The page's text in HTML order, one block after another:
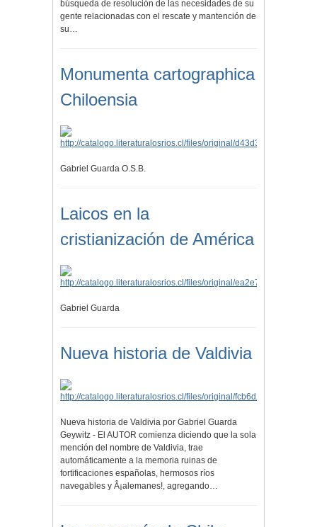
búsqueda de resolución de las necesidades de su
gente relacionadas con el rescate y mantención de
su…
Monumenta cartographica
Chiloensia
Gabriel Guarda O.S.B.
Laicos en la
cristianización de América
Gabriel Guarda
Nueva historia de Valdivia
Nueva historia de Valdivia por Gabriel Guarda
Geywitz - El AUTOR comienza diciendo que la sola
mención del nombre de Valdivia, trae
automáticamente a la memoria ruinas de
fortificaciones españolas, hermosos ríos
navegables y Â¡alemanes!, agregando…